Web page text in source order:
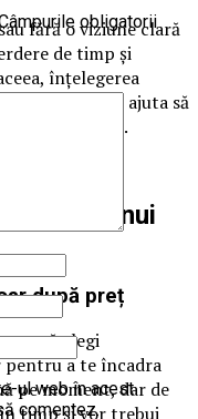
fără o viziune clară
de timp și
înțelegerea
etapă te poate ajuta să
prea târziu.
dotarea unui
după preț
să alegi
pentru a te încadra
pe moment, dar de
timp și vor trebui
obligatorii
ul web în acest
comentez.